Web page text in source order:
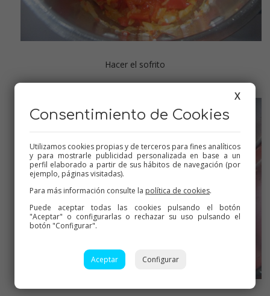
Hacer el sofrito
X
Consentimiento de Cookies
Utilizamos cookies propias y de terceros para fines analíticos
y para mostrarle publicidad personalizada en base a un
perfil elaborado a partir de sus hábitos de navegación (por
ejemplo, páginas visitadas).
Para más información consulte la política de cookies.
Puede aceptar todas las cookies pulsando el botón
"Aceptar" o configurarlas o rechazar su uso pulsando el
botón "Configurar".
Aceptar Configurar